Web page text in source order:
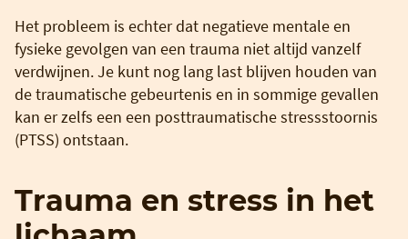
Het probleem is echter dat negatieve mentale en
fysieke gevolgen van een trauma niet altijd vanzelf
verdwijnen. Je kunt nog lang last blijven houden van
de traumatische gebeurtenis en in sommige gevallen
kan er zelfs een een posttraumatische stressstoornis
(PTSS) ontstaan.
Trauma en stress in het